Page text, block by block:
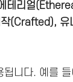
테리얼
(Crafted), 유
됩니다. 예를